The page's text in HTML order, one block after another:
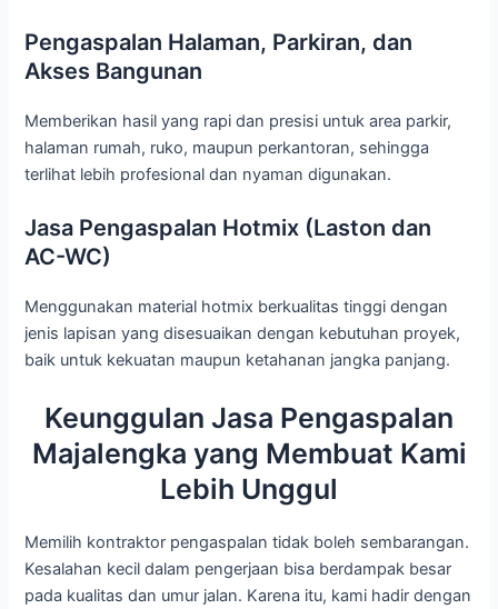
Pengaspalan Halaman, Parkiran, dan
Akses Bangunan
Memberikan hasil yang rapi dan presisi untuk area parkir,
halaman rumah, ruko, maupun perkantoran, sehingga
terlihat lebih profesional dan nyaman digunakan.
Jasa Pengaspalan Hotmix (Laston dan
AC-WC)
Menggunakan material hotmix berkualitas tinggi dengan
jenis lapisan yang disesuaikan dengan kebutuhan proyek,
baik untuk kekuatan maupun ketahanan jangka panjang.
Keunggulan Jasa Pengaspalan
Majalengka yang Membuat Kami
Lebih Unggul
Memilih kontraktor pengaspalan tidak boleh sembarangan.
Kesalahan kecil dalam pengerjaan bisa berdampak besar
pada kualitas dan umur jalan. Karena itu, kami hadir dengan